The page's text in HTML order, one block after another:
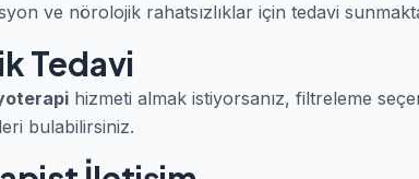
ve nörolojik rahatsızlıklar için tedavi
Tedavi
hizmeti almak istiyorsanız, filtreleme
bulabilirsiniz.